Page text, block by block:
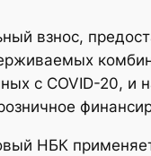
взнос,
с COVID-20,
НБК